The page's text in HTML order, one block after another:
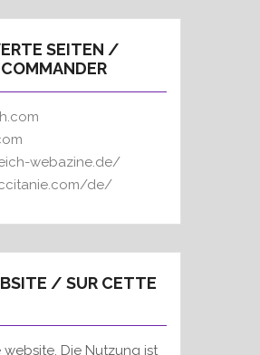
SEITEN /
webazine.de/
de/
/ SUR CETTE
website. Die Nutzung ist